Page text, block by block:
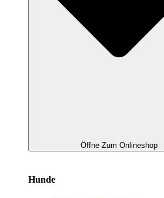
Öffne Zum Onlineshop
Hunde